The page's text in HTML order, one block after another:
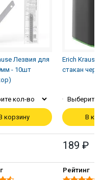
Лезвия для
- 10шт
кол-во
корзину
Erich
стакан
Выберите
В
189 ₽
Рейтинг